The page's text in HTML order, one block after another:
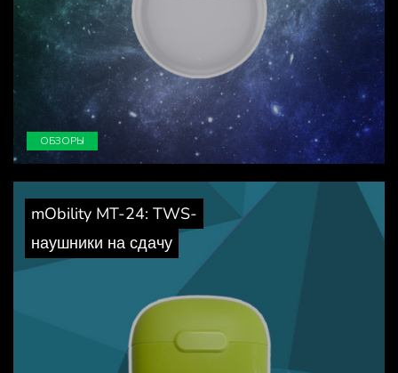
ОБЗОРЫ
mObility MT-24: TWS-
наушники на сдачу